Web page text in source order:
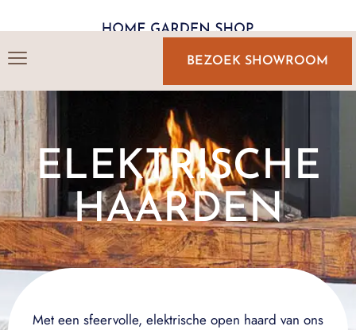
BEZOEK SHOWROOM
ELEKTRISCHE
HAARDEN
Met een sfeervolle, elektrische open haard van ons